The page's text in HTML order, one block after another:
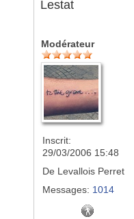
Lestat
Modérateur
Inscrit:
29/03/2006 15:48
De Levallois Perret
Messages: 1014